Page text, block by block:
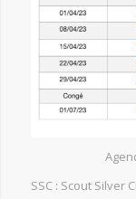
SSC : Scout Silver